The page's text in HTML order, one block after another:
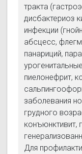
тракта
дисбактериоз
инфекции
абсцесс,
панариций,
пиелонефрит,
заболевания
грудного
конъюнктивит,
Для